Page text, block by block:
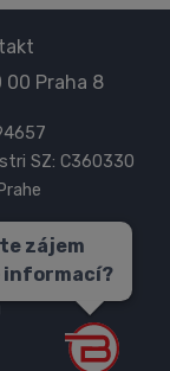
00 Praha 8
SZ: C360330
zájem
informací?
B